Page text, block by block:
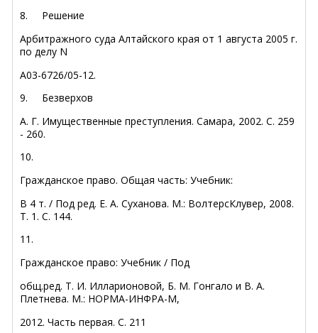
8. Решение
Арбитражного суда Алтайского края от 1 августа 2005 г.
по делу N
А03-6726/05-12.
9. Безверхов
А. Г. Имущественные преступления. Самара, 2002. С. 259
- 260.
10.
Гражданское право. Общая часть: Учебник:
В 4 т. / Под ред. Е. А. Суханова. М.: ВолтерсКлувер, 2008.
Т. 1. С. 144.
11.
Гражданское право: Учебник / Под
общ.ред. Т. И. Илларионовой, Б. М. Гонгало и В. А.
Плетнева. М.: НОРМА-ИНФРА-М,
2012. Часть первая. С. 211